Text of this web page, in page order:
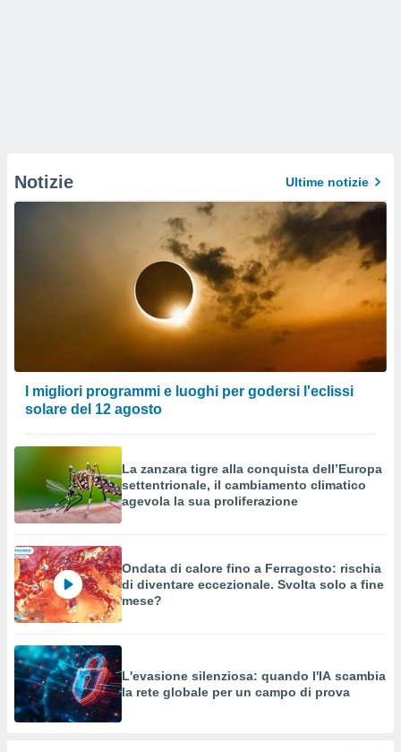
Notizie Ultime notizie
I migliori programmi e luoghi per godersi l'eclissi
solare del 12 agosto
La zanzara tigre alla conquista dell’Europa
settentrionale, il cambiamento climatico
agevola la sua proliferazione
Ondata di calore fino a Ferragosto: rischia
di diventare eccezionale. Svolta solo a fine
mese?
L'evasione silenziosa: quando l'IA scambia
la rete globale per un campo di prova